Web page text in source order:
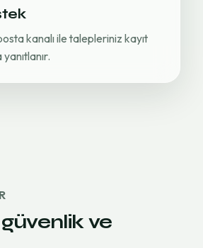
kanalı ile talepleriniz kayıt
yanıtlanır.
güvenlik ve